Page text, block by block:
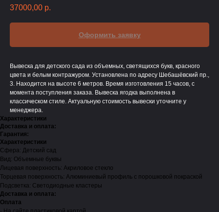
37000,00 р.
Оформить заявку
Вывеска для детского сада из объемных, светящихся букв, красного
цвета и белым контражуром. Установлена по адресу Шебашёвский пр.,
3. Находится на высоте 6 метров. Время изготовления 15 часов, с
момента поступления заказа. Вывеска ягодка выполнена в
классическом стиле. Актуальную стоимость вывески уточните у
менеджера.
Характеристики
Доставка и оплата:
Гарантия:
Характеристики
Сфера: Детский сад
Вид: Объемные буквы
Лицевая поверхность: Акриловое стекло
Торцевая поверхность: Алюминиевый профиль с порошковой покраской
Подсветка: Светодиодные кластеры
Доставка и оплата:
Оплата